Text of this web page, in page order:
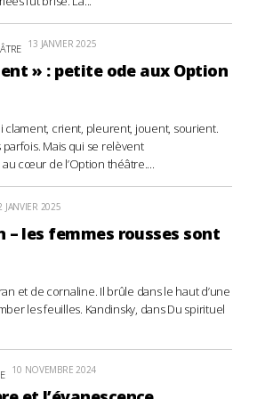
13 JANVIER 2025
» : petite ode aux Option
clament, crient, pleurent, jouent, sourient.
Mais qui se relèvent
cœur de l’Option théâtre....
JANVIER 2025
– les femmes rousses sont
et de cornaline. Il brûle dans le haut d’une
les feuilles. Kandinsky, dans Du spirituel
10 NOVEMBRE 2024